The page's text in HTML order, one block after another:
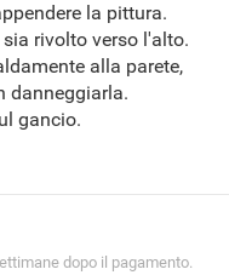
la pittura.
rivolto verso l'alto.
alla parete,
danneggiarla.
gancio.
dopo il pagamento.